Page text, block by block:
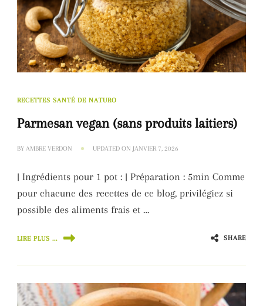
RECETTES SANTÉ DE NATURO
Parmesan vegan (sans produits laitiers)
BY AMBRE VERDON UPDATED ON JANVIER 7, 2026
| Ingrédients pour 1 pot : | Préparation : 5min Comme
pour chacune des recettes de ce blog, privilégiez si
possible des aliments frais et …
LIRE PLUS ... SHARE